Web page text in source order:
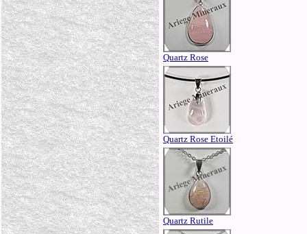
Quartz Rose
Quartz Rose Etoilé
Quartz Rutile